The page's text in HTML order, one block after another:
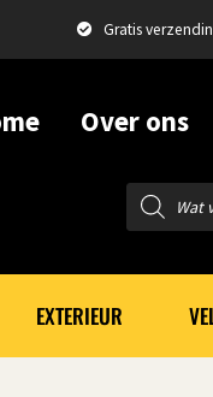
Gratis
Over ons
Producten
zoeken
EXTERIEUR